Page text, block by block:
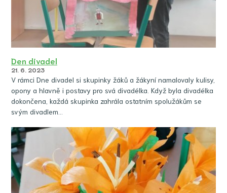
Den divadel
21. 6. 2023
V rámci Dne divadel si skupinky žáků a žákyní namalovaly kulisy,
opony a hlavně i postavy pro svá divadélka. Když byla divadélka
dokončena, každá skupinka zahrála ostatním spolužákům se
svým divadlem…